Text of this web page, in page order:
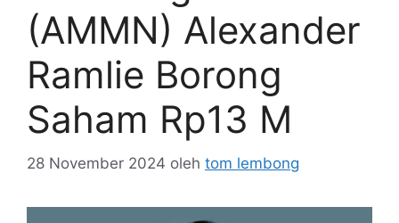
(AMMN) Alexander
Ramlie Borong
Saham Rp13 M
28 November 2024 oleh tom lembong